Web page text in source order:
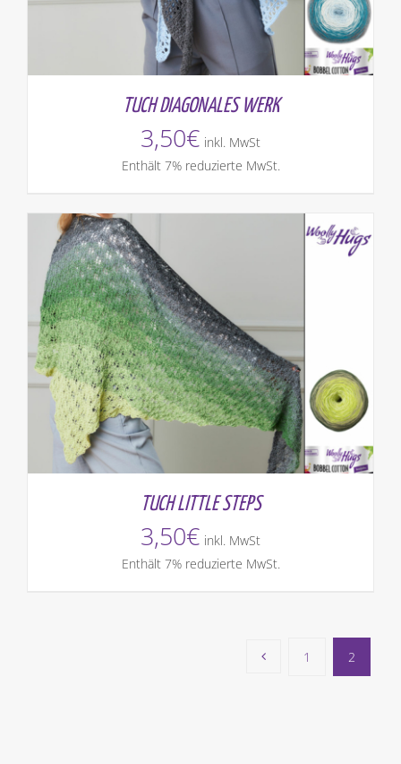
TUCH DIAGONALES WERK
3,50€ inkl. MwSt
Enthält 7% reduzierte MwSt.
TUCH LITTLE STEPS
3,50€ inkl. MwSt
Enthält 7% reduzierte MwSt.
1 2